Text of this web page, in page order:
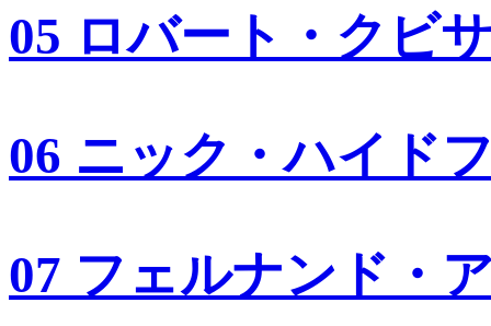
05 ロバート・クビ
06 ニック・ハイド
07 フェルナンド・